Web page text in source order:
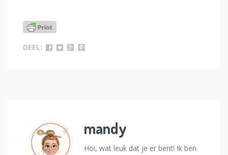
DEEL:
mandy
Hoi, wat leuk dat je er bent! Ik ben